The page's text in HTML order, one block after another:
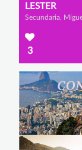
LESTER
3